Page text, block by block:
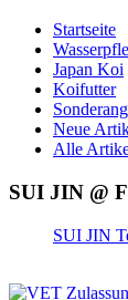
Startseite
Japan Koi
Koifutter
Neue
Alle
SUI JIN @
SUI JIN